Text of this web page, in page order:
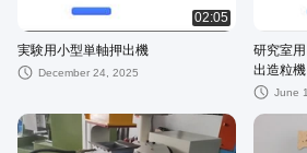
02:05
実験用小型単軸押出機
December 24, 2025
研究室
出造粒機
June